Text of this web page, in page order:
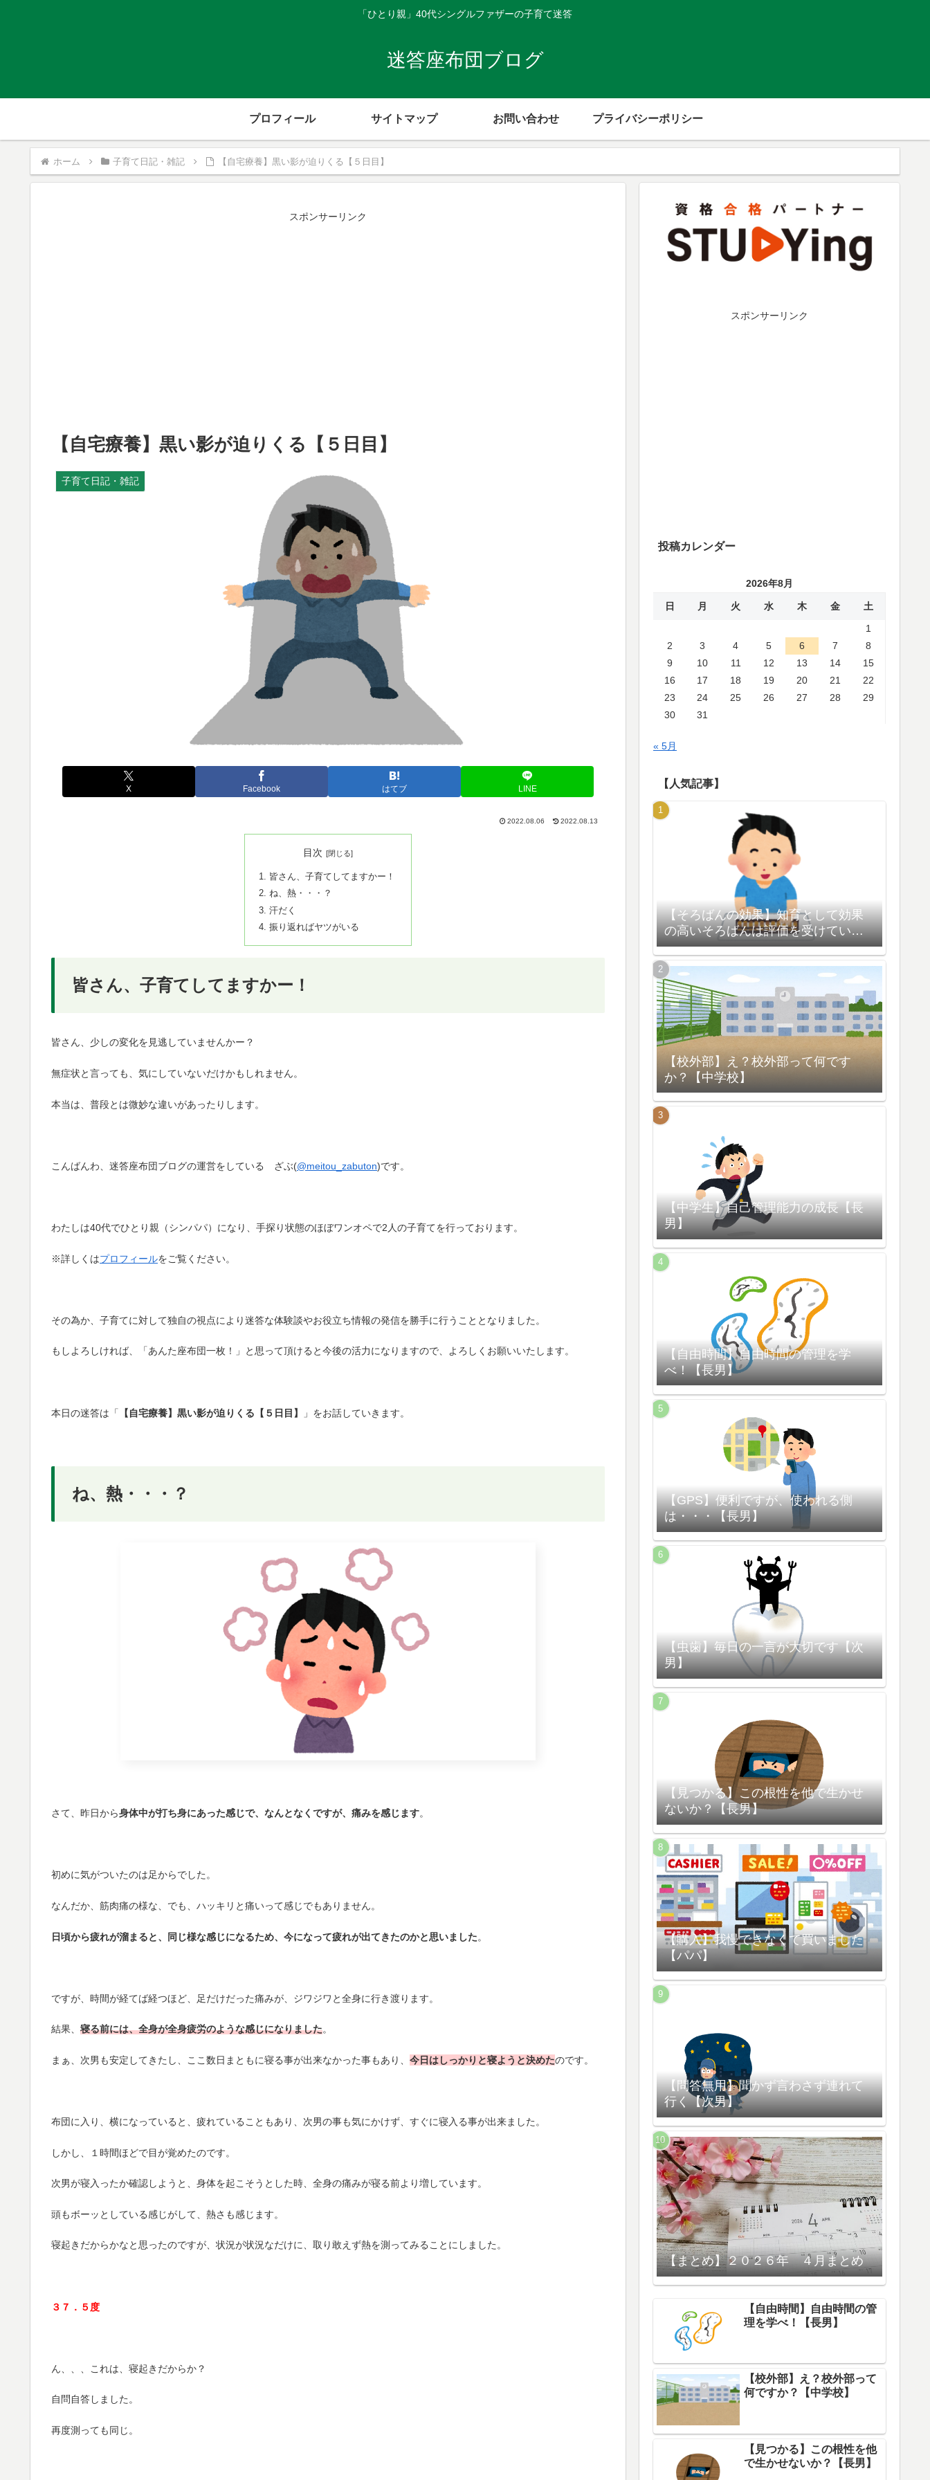
「ひとり親」40代シングルファザーの子育て迷答
迷答座布団ブログ
プロフィール サイトマップ お問い合わせ プライバシーポリシー
ホーム 子育て日記・雑記 【自宅療養】黒い影が迫りくる【５日目】
スポンサーリンク
【自宅療養】黒い影が迫りくる【５日目】
子育て日記・雑記
X Facebook はてブ LINE
2022.08.06 2022.08.13
目次
皆さん、子育てしてますかー！
ね、熱・・・？
汗だく
振り返ればヤツがいる
皆さん、子育てしてますかー！
皆さん、少しの変化を見逃していませんかー？
無症状と言っても、気にしていないだけかもしれません。
本当は、普段とは微妙な違いがあったりします。
こんばんわ、迷答座布団ブログの運営をしている ざぶ(@meitou_zabuton)です。
わたしは40代でひとり親（シンパパ）になり、手探り状態のほぼワンオペで2人の子育てを行っております。
※詳しくはプロフィールをご覧ください。
その為か、子育てに対して独自の視点により迷答な体験談やお役立ち情報の発信を勝手に行うこととなりました。
もしよろしければ、「あんた座布団一枚！」と思って頂けると今後の活力になりますので、よろしくお願いいたします。
本日の迷答は「 【自宅療養】黒い影が迫りくる【５日目】 」をお話していきます。
ね、熱・・・？
さて、昨日から身体中が打ち身にあった感じで、なんとなくですが、痛みを感じます。
初めに気がついたのは足からでした。
なんだか、筋肉痛の様な、でも、ハッキリと痛いって感じでもありません。
日頃から疲れが溜まると、同じ様な感じになるため、今になって疲れが出てきたのかと思いました。
ですが、時間が経てば経つほど、足だけだった痛みが、ジワジワと全身に行き渡ります。
結果、 寝る前には、全身が全身疲労のような感じになりました。
まぁ、次男も安定してきたし、ここ数日まともに寝る事が出来なかった事もあり、 今日はしっかりと寝ようと決めたのです。
布団に入り、横になっていると、疲れていることもあり、次男の事も気にかけず、すぐに寝入る事が出来ました。
しかし、１時間ほどで目が覚めたのです。
次男が寝入ったか確認しようと、身体を起こそうとした時、全身の痛みが寝る前より増しています。
頭もボーッとしている感じがして、熱さも感じます。
寝起きだからかなと思ったのですが、状況が状況なだけに、取り敢えず熱を測ってみることにしました。
３７．５度
ん、、、これは、寝起きだからか？
自問自答しました。
再度測っても同じ。
スポンサーリンク
投稿カレンダー
2026年8月
日 月 火 水 木 金
土
1
2
3 4 5 6 7
8
9
10 11 12 13 14
15
16
17 18 19 20 21
22
23
24 25 26 27 28
29
30
31
« 5月
【人気記事】
【そろばんの効果】知育として効果
の高いそろばんは評価を受けている
【脳の活性化】
【校外部】え？校外部って何です
か？【中学校】
【中学生】自己管理能力の成長【長
男】
【自由時間】自由時間の管理を学
べ！【長男】
【GPS】便利ですが、使われる側
は・・・【長男】
【虫歯】毎日の一言が大切です【次
男】
【見つかる】この根性を他で生かせ
ないか？【長男】
【購入】我慢できなくて買いました
【パパ】
【問答無用】聞かず言わさず連れて
行く【次男】
【まとめ】２０２６年 ４月まとめ
【自由時間】自由時間の管
理を学べ！【長男】
【校外部】え？校外部って
何ですか？【中学校】
【見つかる】この根性を他
で生かせないか？【長男】